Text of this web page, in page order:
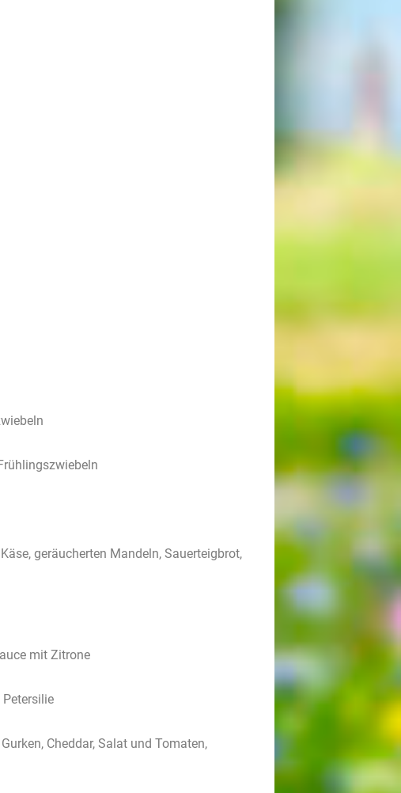
geräucherten Mandeln, Sauerteigbrot,
mit Zitrone
Cheddar, Salat und Tomaten,